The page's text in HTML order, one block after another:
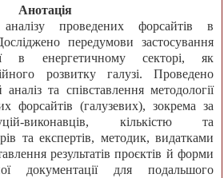
Анотація
проведених форсайтів в
передумови застосування
в енергетичному секторі, як
розвитку галузі. Проведено
та співставлення методології
форсайтів (галузевих), зокрема за
виконавців, кількістю та
та експертів, методик, видатками
результатів проєктів й форми
документації для подальшого